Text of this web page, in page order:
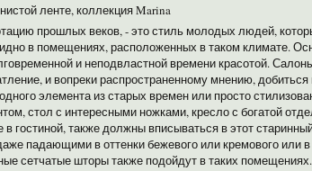
ленте, коллекция Marina
прошлых веков, - это стиль молодых людей,
в помещениях, расположенных в таком климате.
и неподвластной времени красотой.
и вопреки распространенному мнению,
элемента из старых времен или просто
стол с интересными ножками, кресло с богатой
гостиной, также должны вписываться в этот
падающими в оттенки бежевого или кремового или
сетчатые шторы также подойдут в таких помещениях.